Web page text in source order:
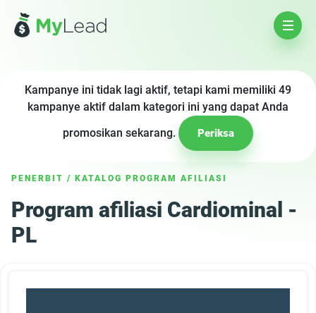
Kampanye ini tidak lagi aktif, tetapi kami memiliki 49
kampanye aktif dalam kategori ini yang dapat Anda
promosikan sekarang.
Periksa
PENERBIT / KATALOG PROGRAM AFILIASI
Program afiliasi Cardiominal -
PL